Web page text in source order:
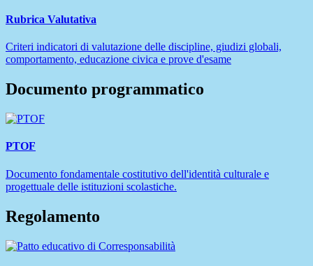
Rubrica Valutativa
Criteri indicatori di valutazione delle discipline, giudizi globali,
comportamento, educazione civica e prove d'esame
Documento programmatico
PTOF
Documento fondamentale costitutivo dell'identità culturale e
progettuale delle istituzioni scolastiche.
Regolamento